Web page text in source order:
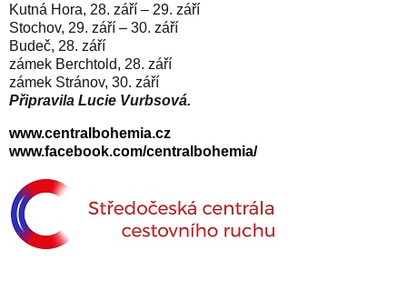
Kutná Hora, 28. září – 29. září
Stochov, 29. září – 30. září
Budeč, 28. září
zámek Berchtold, 28. září
zámek Stránov, 30. září
Připravila Lucie Vurbsová.
www.centralbohemia.cz
www.facebook.com/centralbohemia/